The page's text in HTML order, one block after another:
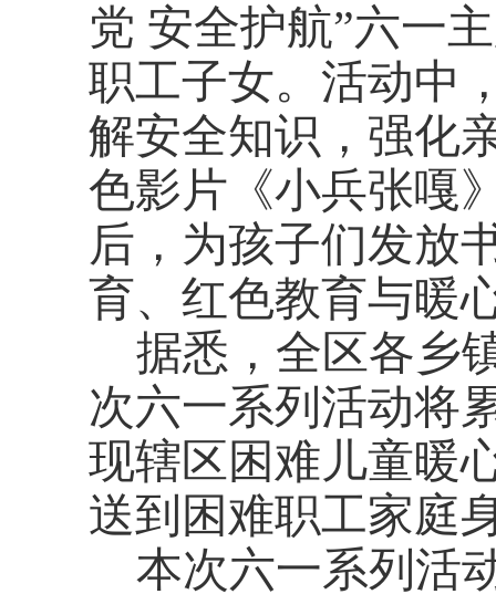
党 安全护航”六一
职工子女。活动中
解安全知识，强化
色影片《小兵张嘎
后，为孩子们发放
育、红色教育与暖
据悉，全区各乡
次六一系列活动将
现辖区困难儿童暖
送到困难职工家庭
本次六一系列活